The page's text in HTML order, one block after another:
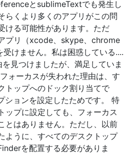
とsublimeTextでも発生し
らくより多くのアプリがこの問
ける可能性があります。ただ
プリ（xcode、skype、chrome
受けません。私は困惑している....
見つけましたが、満足していま
ォーカスが失われた理由は、す
トップへのドック割り当てで
ションを設定したためです。 特
ップに設定しても、フォーカス
とはありません。ただし、以前
ように、すべてのデスクトップ
を配置する必要がありま